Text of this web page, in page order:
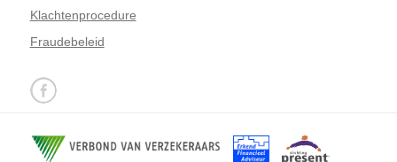
Klachtenprocedure
Fraudebeleid